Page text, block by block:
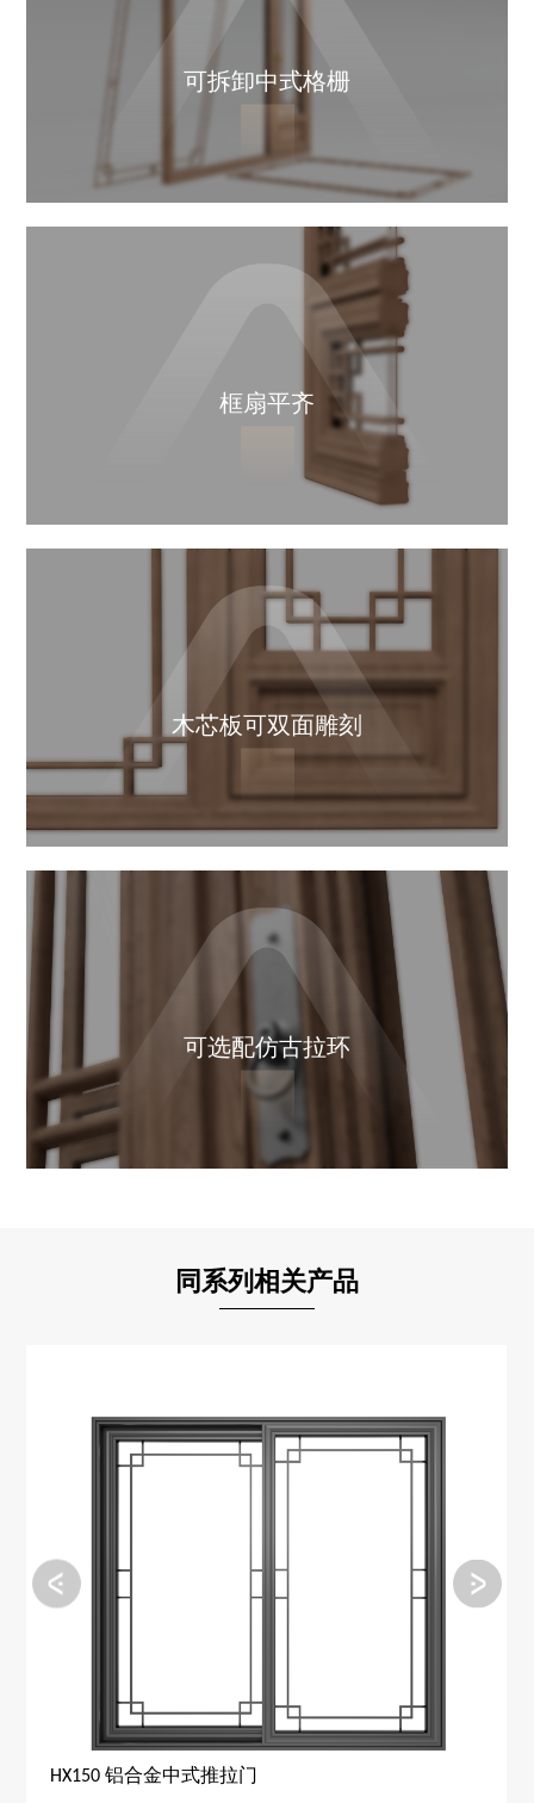
可拆卸中式格栅
框扇平齐
木芯板可双面雕刻
可选配仿古拉环
同系列相关产品